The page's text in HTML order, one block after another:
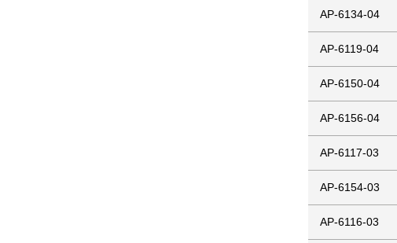
AP-6134-04
AP-6119-04
AP-6150-04
AP-6156-04
AP-6117-03
AP-6154-03
AP-6116-03